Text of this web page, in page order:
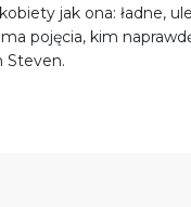
jak ona: ładne,
pojęcia, kim
Steven.